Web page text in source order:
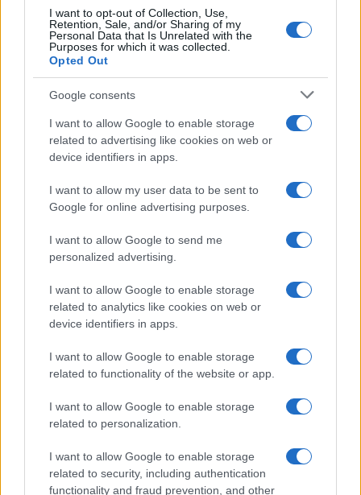
I want to opt-out of Collection, Use,
Retention, Sale, and/or Sharing of my
Personal Data that Is Unrelated with the
Purposes for which it was collected.
Opted Out
Google consents
I want to allow Google to enable storage
related to advertising like cookies on web or
device identifiers in apps.
I want to allow my user data to be sent to
Google for online advertising purposes.
I want to allow Google to send me
personalized advertising.
I want to allow Google to enable storage
related to analytics like cookies on web or
device identifiers in apps.
I want to allow Google to enable storage
related to functionality of the website or app.
I want to allow Google to enable storage
related to personalization.
I want to allow Google to enable storage
related to security, including authentication
functionality and fraud prevention, and other
#horoskop
POVEZANO
Započinju sretnu fazu: Mlad
Mjesec u Blizancima 15.6.2026.
donosi sreću za 3 znaka Zodijaka